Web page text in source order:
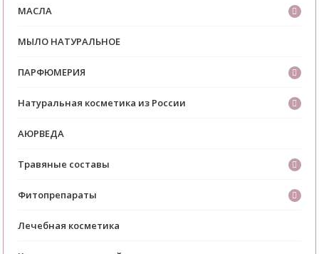
МАСЛА
МЫЛО НАТУРАЛЬНОЕ
ПАРФЮМЕРИЯ
Натуральная косметика из России
АЮРВЕДА
Травяные составы
Фитопрепараты
Лечебная косметика